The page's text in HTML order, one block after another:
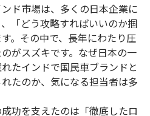
ド市場は、多くの日本企業に
「どう攻略すればいいのか掴
。その中で、長年にわたり圧
がスズキです。なぜ日本の一
たインドで国民車ブランドと
たのか、気になる担当者は多
功を支えたのは「徹底したロ